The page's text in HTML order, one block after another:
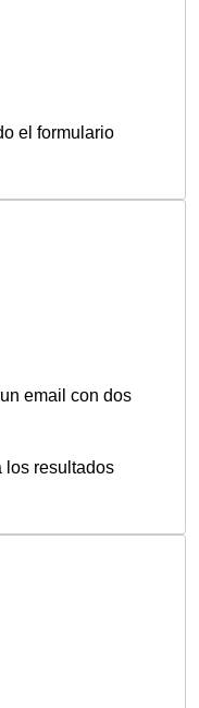
el formulario
email con dos
los resultados